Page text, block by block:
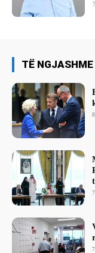
TË NGJASHME